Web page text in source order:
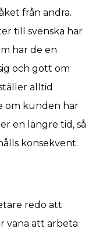
från andra.
till svenska har
har de en
och gott om
alltid
om kunden har
en längre tid, så
konsekvent.
redo att
vana att arbeta